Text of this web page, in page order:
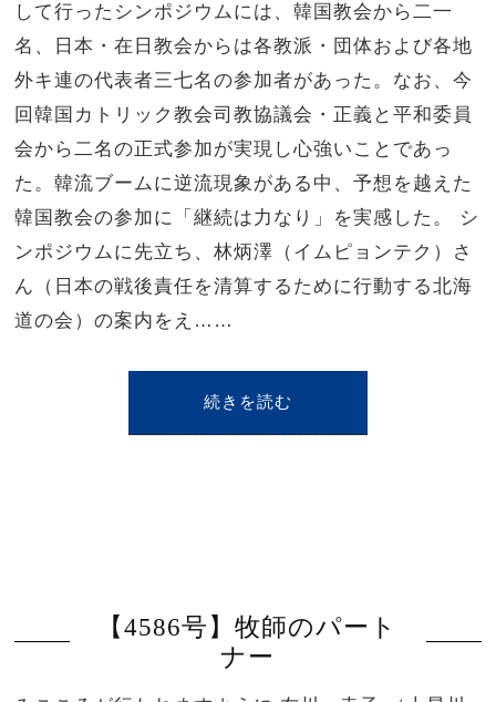
して行ったシンポジウムには、韓国教会から二一
名、日本・在日教会からは各教派・団体および各地
外キ連の代表者三七名の参加者があった。なお、今
回韓国カトリック教会司教協議会・正義と平和委員
会から二名の正式参加が実現し心強いことであっ
た。韓流ブームに逆流現象がある中、予想を越えた
韓国教会の参加に「継続は力なり」を実感した。 シ
ンポジウムに先立ち、林炳澤（イムピョンテク）さ
ん（日本の戦後責任を清算するために行動する北海
道の会）の案内をえ……
続きを読む
【4586号】牧師のパート
ナー